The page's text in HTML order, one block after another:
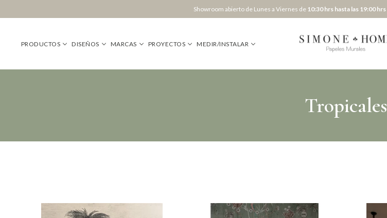
Showroom abierto de Lunes a Viernes de 10:30 hrs hasta las 19:00 hrs
PRODUCTOS DISEÑOS MARCAS PROYECTOS MEDIR/INSTALAR
Tropicales